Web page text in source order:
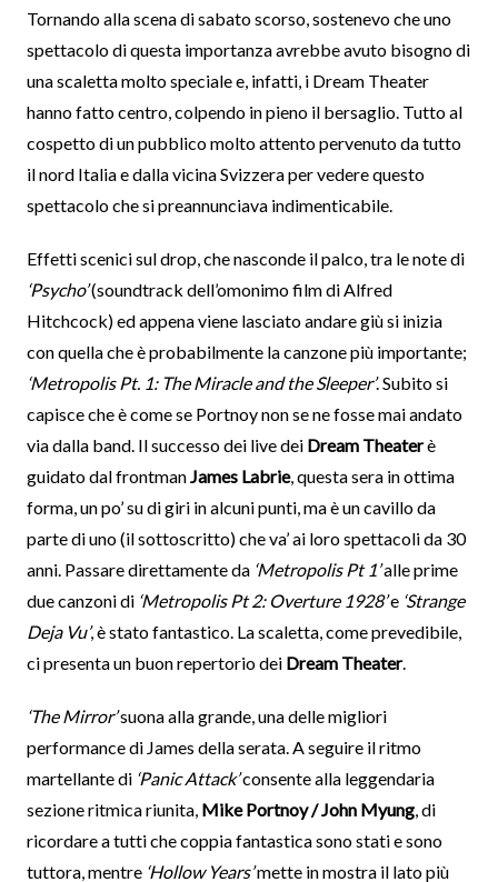
Tornando alla scena di sabato scorso, sostenevo che uno
spettacolo di questa importanza avrebbe avuto bisogno di
una scaletta molto speciale e, infatti, i Dream Theater
hanno fatto centro, colpendo in pieno il bersaglio. Tutto al
cospetto di un pubblico molto attento pervenuto da tutto
il nord Italia e dalla vicina Svizzera per vedere questo
spettacolo che si preannunciava indimenticabile.
Effetti scenici sul drop, che nasconde il palco, tra le note di
‘Psycho’(soundtrack dell’omonimo film di Alfred
Hitchcock) ed appena viene lasciato andare giù si inizia
con quella che è probabilmente la canzone più importante;
‘Metropolis Pt. 1: The Miracle and the Sleeper’. Subito si
capisce che è come se Portnoy non se ne fosse mai andato
via dalla band. Il successo dei live dei Dream Theaterè
guidato dal frontman James Labrie, questa sera in ottima
forma, un po’ su di giri in alcuni punti, ma è un cavillo da
parte di uno (il sottoscritto) che va’ ai loro spettacoli da 30
anni. Passare direttamente da‘Metropolis Pt 1’alle prime
due canzoni di ‘Metropolis Pt 2: Overture 1928’e ‘Strange
Deja Vu’, è stato fantastico. La scaletta, come prevedibile,
ci presenta un buon repertorio dei Dream Theater.
‘The Mirror’suona alla grande, una delle migliori
performance di James della serata. A seguire il ritmo
martellante di ‘Panic Attack’consente alla leggendaria
sezione ritmica riunita, Mike Portnoy / John Myung, di
ricordare a tutti che coppia fantastica sono stati e sono
tuttora, mentre ‘Hollow Years’mette in mostra il lato più